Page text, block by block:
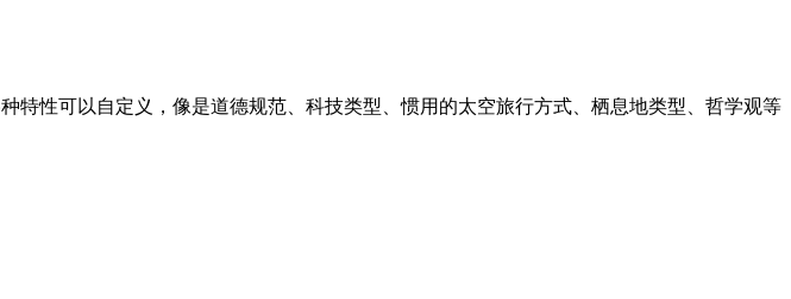
性可以自定义，像是道德规范、科技类型、惯用的太空旅行方式、栖息地类型、哲学观等